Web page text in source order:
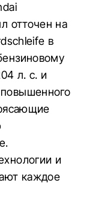
отточен на
в
л. с. и
и
каждое